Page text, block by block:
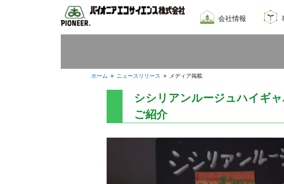
会社情報
会社概要
我々のイノベーション
採用情報 飼
園
芝
ホーム » ニュースリリース » メディア掲載
シシリアンルージュハイギ
ご紹介